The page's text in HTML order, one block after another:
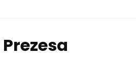
Prezesa